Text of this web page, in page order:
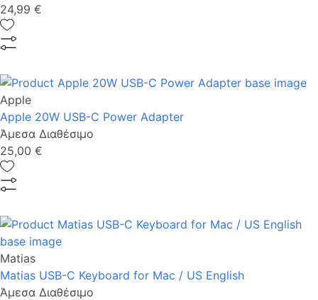
24,99 €
Apple
Apple 20W USB-C Power Adapter
Άμεσα Διαθέσιμο
25,00 €
Matias
Matias USB-C Keyboard for Mac / US English
Άμεσα Διαθέσιμο